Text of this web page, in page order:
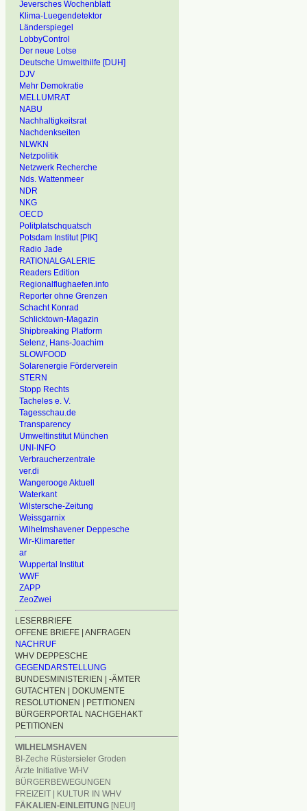
Jeversches Wochenblatt
Klima-Luegendetektor
Länderspiegel
LobbyControl
Der neue Lotse
Deutsche Umwelthilfe [DUH]
DJV
Mehr Demokratie
MELLUMRAT
NABU
Nachhaltigkeitsrat
Nachdenkseiten
NLWKN
Netzpolitik
Netzwerk Recherche
Nds. Wattenmeer
NDR
NKG
OECD
Politplatschquatsch
Potsdam Institut [PIK]
Radio Jade
RATIONALGALERIE
Readers Edition
Regionalflughaefen.info
Reporter ohne Grenzen
Schacht Konrad
Schlicktown-Magazin
Shipbreaking Platform
Selenz, Hans-Joachim
SLOWFOOD
Solarenergie Förderverein
STERN
Stopp Rechts
Tacheles e. V.
Tagesschau.de
Transparency
Umweltinstitut München
UNI-INFO
Verbraucherzentrale
ver.di
Wangerooge Aktuell
Waterkant
Wilstersche-Zeitung
Weissgarnix
Wilhelmshavener Deppesche
Wir-Klimaretter
ar
Wuppertal Institut
WWF
ZAPP
ZeoZwei
LESERBRIEFE
OFFENE BRIEFE | ANFRAGEN
NACHRUF
WHV DEPPESCHE
GEGENDARSTELLUNG
BUNDESMINISTERIEN | -ÄMTER
GUTACHTEN | DOKUMENTE
RESOLUTIONEN | PETITIONEN
BÜRGERPORTAL NACHGEHAKT
PETITIONEN
WILHELMSHAVEN
BI-Zeche Rüstersieler Groden
Ärzte Initiative WHV
BÜRGERBEWEGUNGEN
FREIZEIT | KULTUR IN WHV
FÄKALIEN-EINLEITUNG [NEU!]